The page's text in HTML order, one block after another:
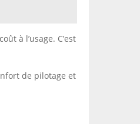
à l’usage. C’est
de pilotage et